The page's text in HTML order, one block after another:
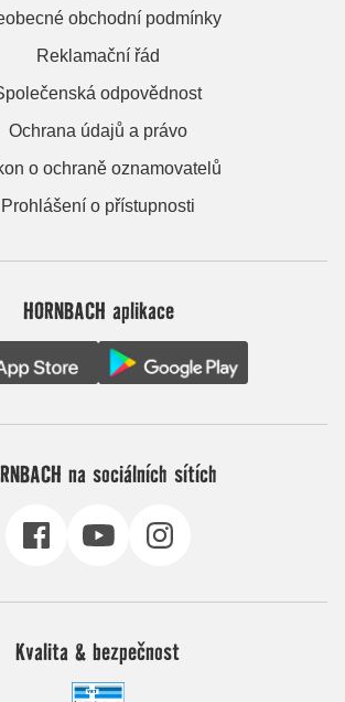
obchodní podmínky
Reklamační řád
odpovědnost
Ochrana údajů a právo
o ochraně oznamovatelů
Prohlášení o přístupnosti
HORNBACH aplikace
na sociálních sítích
Kvalita & bezpečnost